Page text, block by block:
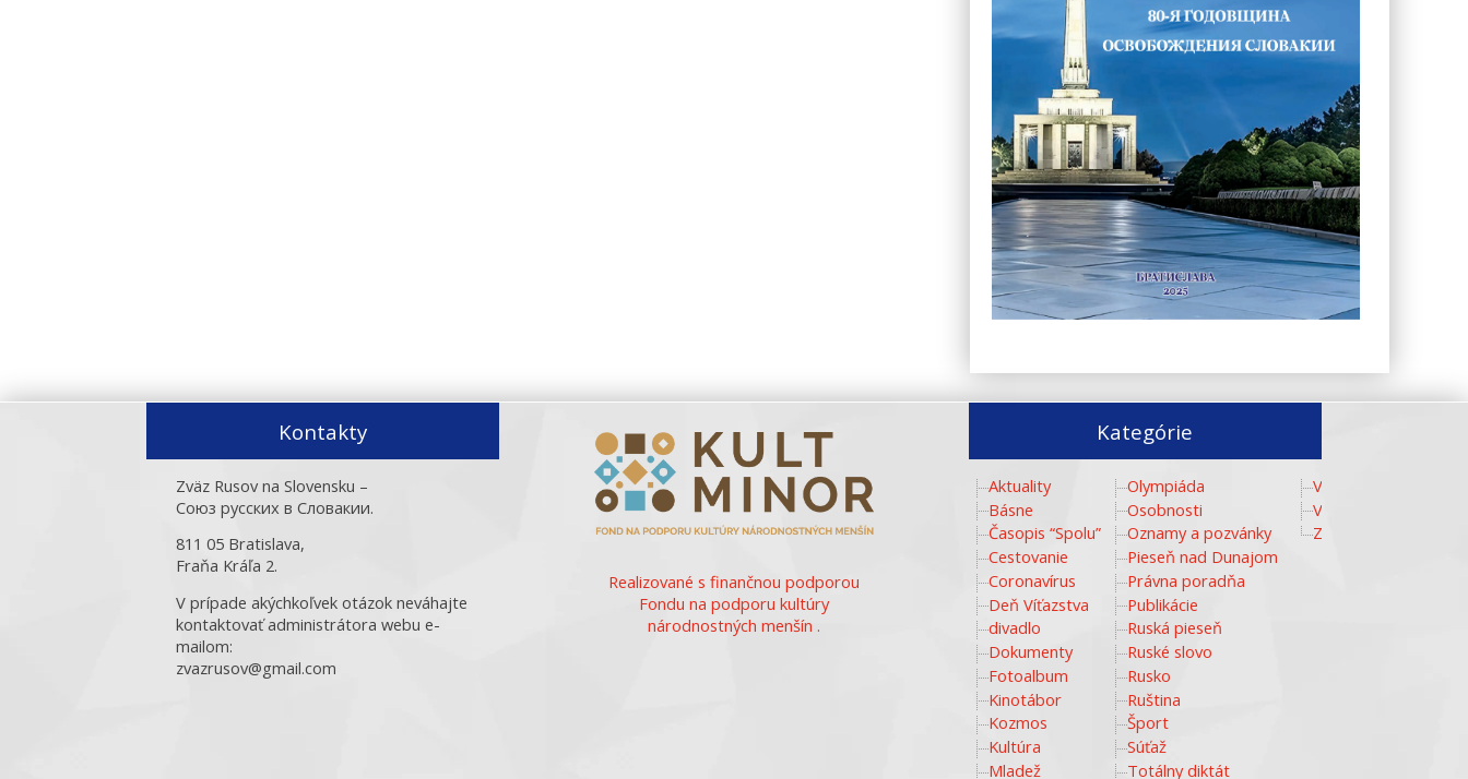
Kontakty
Zväz Rusov na Slovensku –
Союз русских в Словакии.
811 05 Bratislava,
Fraňa Kráľa 2.
V prípade akýchkoľvek otázok neváhajte
kontaktovať administrátora webu e-
mailom:
zvazrusov@gmail.com
Realizované s finančnou podporou
Fondu na podporu kultúry
národnostných menšín .
Kategórie
Aktuality
Básne
Časopis “Spolu”
Cestovanie
Coronavírus
Deň Víťazstva
divadlo
Dokumenty
Fotoalbum
Kinotábor
Kozmos
Kultúra
Mladež
Olympiáda
Osobnosti
Oznamy a pozvánky
Pieseň nad Dunajom
Právna poradňa
Publikácie
Ruská pieseň
Ruské slovo
Rusko
Ruština
Šport
Súťaž
Totálny diktát
Video
Vzdelávanie
Zlaté storočie